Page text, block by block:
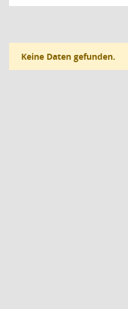
Keine Daten gefunden.